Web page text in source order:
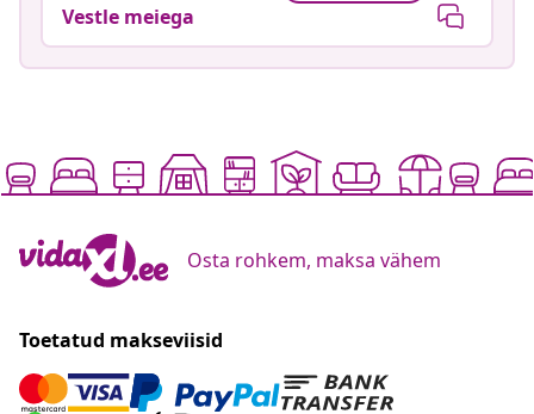
Vestle meiega
Osta rohkem, maksa vähem
Toetatud makseviisid